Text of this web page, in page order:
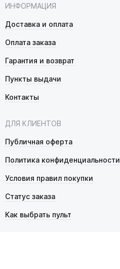
ИНФОРМАЦИЯ
Доставка и оплата
Оплата заказа
Гарантия и возврат
Пункты выдачи
Контакты
ДЛЯ КЛИЕНТОВ
Публичная оферта
Политика конфиденциальности
Условия правил покупки
Статус заказа
Как выбрать пульт